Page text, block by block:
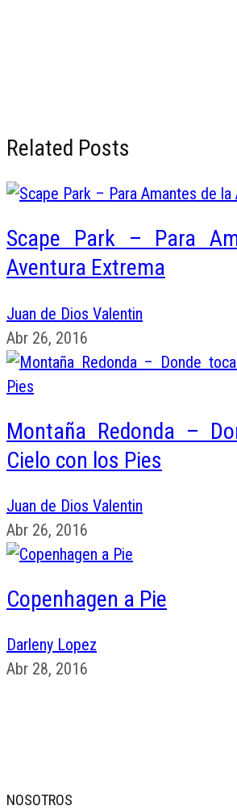
Related Posts
Scape Park – Para
Aventura Extrema
Juan de Dios Valentin
Abr 26, 2016
Montaña Redonda –
Cielo con los Pies
Juan de Dios Valentin
Abr 26, 2016
Copenhagen a Pie
Darleny Lopez
Abr 28, 2016
NOSOTROS